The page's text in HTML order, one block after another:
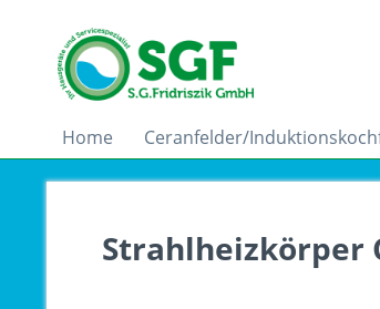
Home Ceranfelder/
Strahlheizkörper